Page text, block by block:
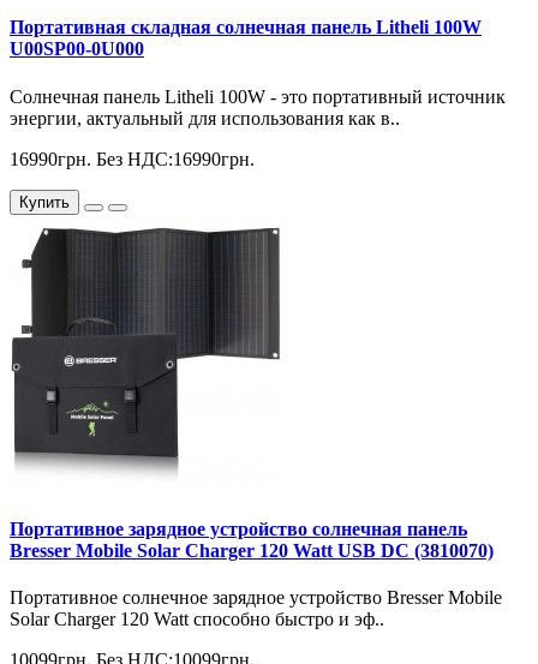
Портативная складная солнечная панель Litheli 100W
U00SP00-0U000
Солнечная панель Litheli 100W - это портативный источник
энергии, актуальный для использования как в..
16990грн. Без НДС:16990грн.
Купить
Портативное зарядное устройство солнечная панель
Bresser Mobile Solar Charger 120 Watt USB DC (3810070)
Портативное солнечное зарядное устройство Bresser Mobile
Solar Charger 120 Watt способно быстро и эф..